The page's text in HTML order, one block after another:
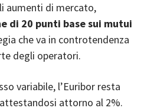
aumenti di mercato,
di 20 punti base sui mutui
che va in controtendenza
degli operatori.
variabile, l’Euribor resta
attorno al 2%.